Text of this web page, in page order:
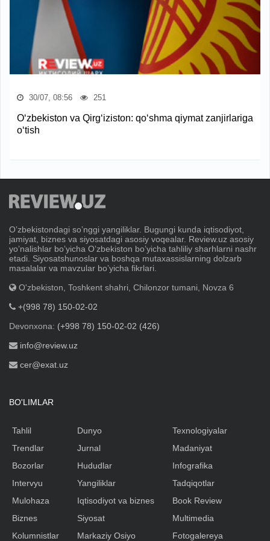
30/07, 08:56 251
O‘zbekiston va Qirg‘iziston: qo‘shma qiymat zanjirlariga
o‘tish
Oʼzbekistondagi soʼnggi yangiliklar. Bugungi kunda iqtisodiyot,
jamiyat, biznes va siyosatdagi asosiy voqealar. Review.uz asosiy
yoʼnalishlar boʼyicha Oʼzbekiston boʼyicha tahliliy sharhlarni nashr
etadi. Siyosatshunoslar va boshqa mutaxassislarning dolzarb
masalalar va mavzular boʼyicha fikrlari.
O'zbekiston, Toshkent shahri, Chilonzor tumani, Novza 6
+(998 78) 150-02-02
Devonxona: (+998 78) 150-02-02 (426)
info@review.uz
cer@exat.uz
BO'LIMLAR
Tahlil
Trendlar
Bozorlar
Intervyu
Mulohaza
Biznes
Kolumnistlar
Dunyo
Jurnal
Hududlar
Yangiliklar
Iqtisodiyot va biznes
Siyosat
Markaziy Osiyo
Texnologiyalar
Madaniyat
Infografika
Tadqiqotlar
Book Review
Multimedia
Fotogalereya